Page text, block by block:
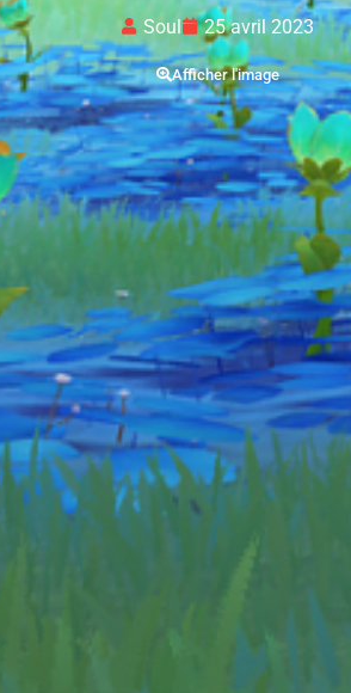
Soul 25 avril 2023
Afficher l'image